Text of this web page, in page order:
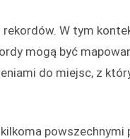
rekordów. W tym
mogą być
do miejsc, z